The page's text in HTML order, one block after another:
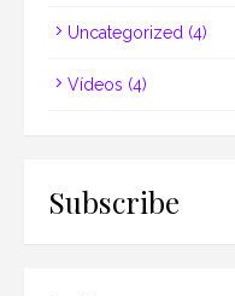
Uncategorized (4)
Vídeos (4)
Subscribe